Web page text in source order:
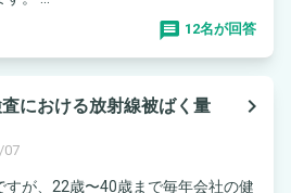
12名が回答
における放射線被ばく量
navigate_next
07
すが、22歳〜40歳まで毎年会社の健